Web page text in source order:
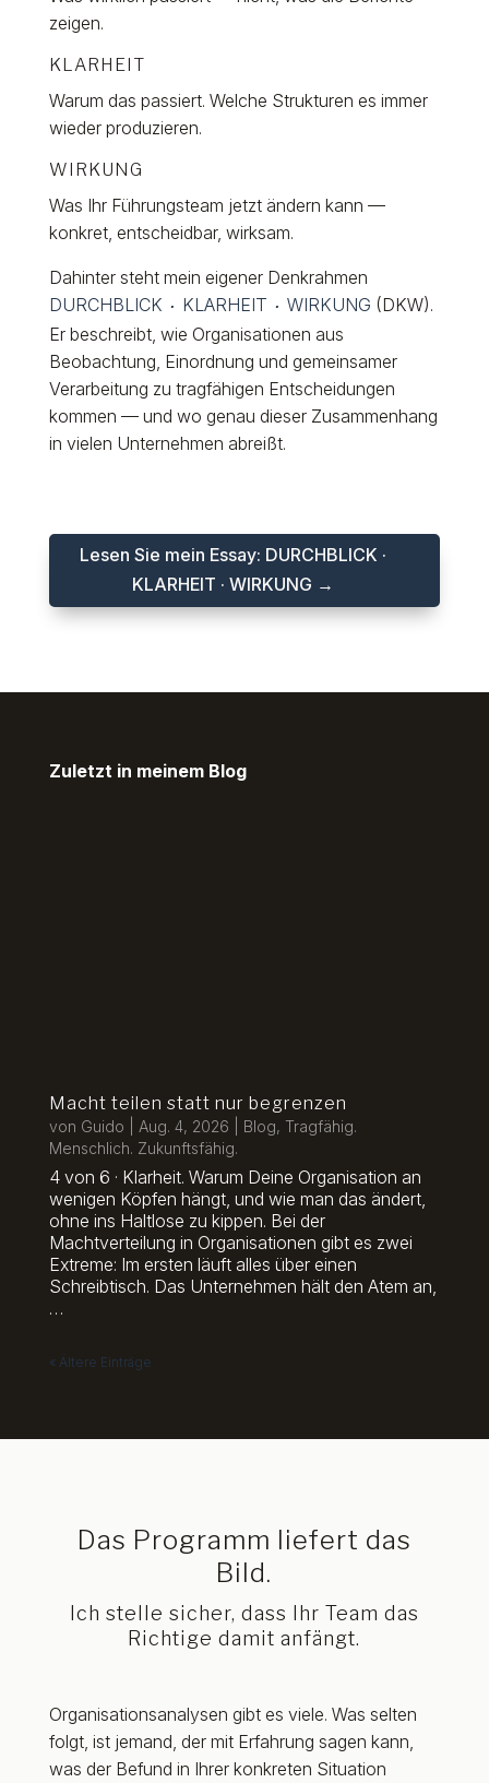
zeigen.
KLARHEIT
Warum das passiert. Welche Strukturen es immer
wieder produzieren.
WIRKUNG
Was Ihr Führungsteam jetzt ändern kann —
konkret, entscheidbar, wirksam.
Dahinter steht mein eigener Denkrahmen
DURCHBLICK · KLARHEIT · WIRKUNG (DKW).
Er beschreibt, wie Organisationen aus
Beobachtung, Einordnung und gemeinsamer
Verarbeitung zu tragfähigen Entscheidungen
kommen — und wo genau dieser Zusammenhang
in vielen Unternehmen abreißt.
Lesen Sie mein Essay: DURCHBLICK ·
KLARHEIT · WIRKUNG →
Zuletzt in meinem Blog
Macht teilen statt nur begrenzen
von Guido Aug. 4, 2026 Blog, Tragfähig.
Menschlich. Zukunftsfähig.
4 von 6 · Klarheit. Warum Deine Organisation an
wenigen Köpfen hängt, und wie man das ändert,
ohne ins Haltlose zu kippen. Bei der
Machtverteilung in Organisationen gibt es zwei
Extreme: Im ersten läuft alles über einen
Schreibtisch. Das Unternehmen hält den Atem an,
…
« Ältere Einträge
Das Programm liefert das
Bild.
Ich stelle sicher, dass Ihr Team das
Richtige damit anfängt.
Organisationsanalysen gibt es viele. Was selten
folgt, ist jemand, der mit Erfahrung sagen kann,
was der Befund in Ihrer konkreten Situation